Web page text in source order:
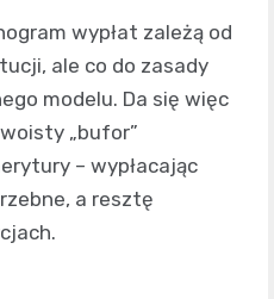
wypłat zależą od
ale co do zasady
modelu. Da się więc
„bufor”
– wypłacając
a resztę